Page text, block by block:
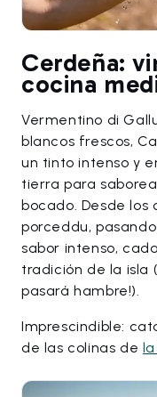
Cerdeña:
cocina
Vermentino di
blancos frescos,
un tinto intenso y
tierra para
bocado. Desde los
porceddu,
sabor intenso,
tradición de la isla
pasará hambre!).
Imprescindible:
de las colinas de